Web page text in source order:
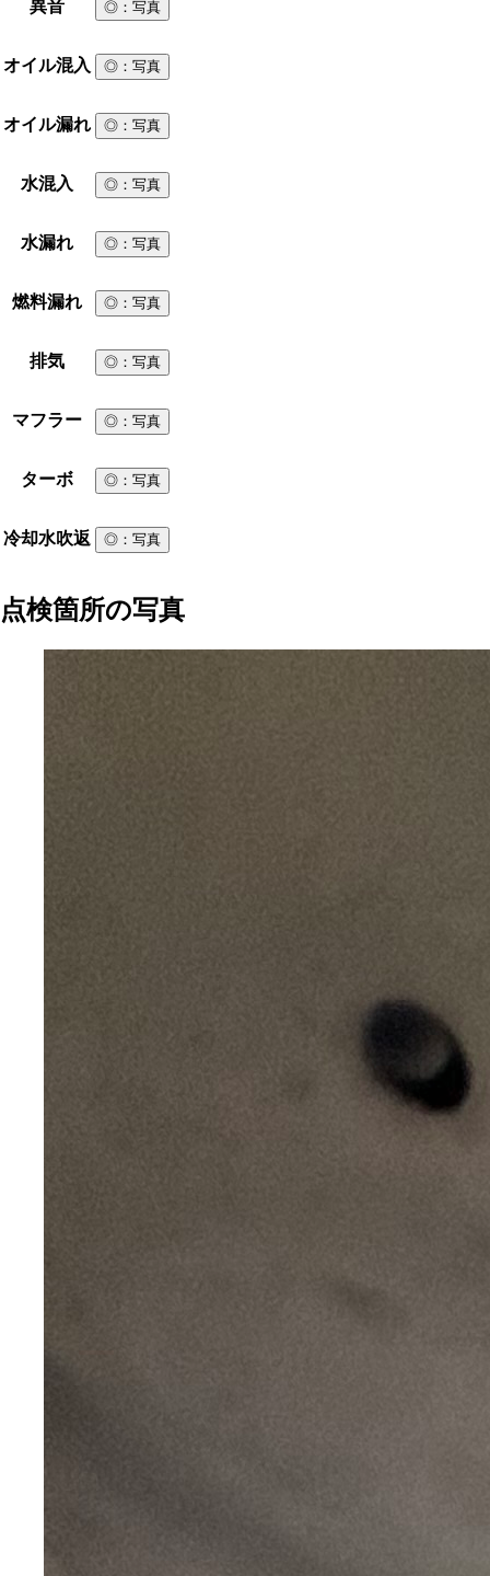
異音 ◎ ：写真
オイル混入 ◎ ：写真
オイル漏れ ◎ ：写真
水混入 ◎ ：写真
水漏れ ◎ ：写真
燃料漏れ ◎ ：写真
排気 ◎ ：写真
マフラー ◎ ：写真
ターボ ◎ ：写真
冷却水吹返 ◎ ：写真
点検箇所の写真